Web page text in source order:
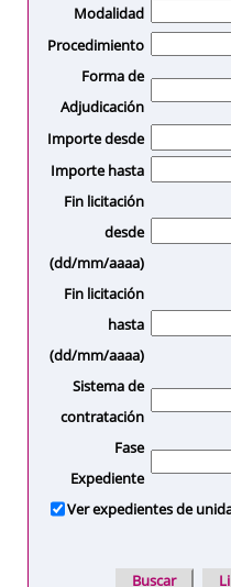
Modalidad
Procedimiento
Forma de
Adjudicación
Importe desde
Importe hasta
Fin licitación
desde
(dd/mm/aaaa)
Fin licitación
hasta
(dd/mm/aaaa)
Sistema de
contratación
Fase
Expediente
Ver expedientes de